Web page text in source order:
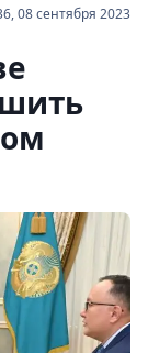
08 сентября 2023